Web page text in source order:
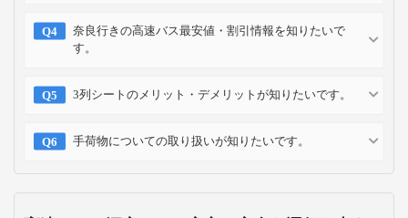
奈良行きの高速バス最安値・割引情報を知りたいで
す。
3列シートのメリット・デメリットが知りたいです。
手荷物についての取り扱いが知りたいです。